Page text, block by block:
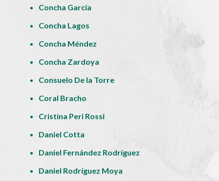
Concha García
Concha Lagos
Concha Méndez
Concha Zardoya
Consuelo De la Torre
Coral Bracho
Cristina Peri Rossi
Daniel Cotta
Daniel Fernández Rodríguez
Daniel Rodríguez Moya